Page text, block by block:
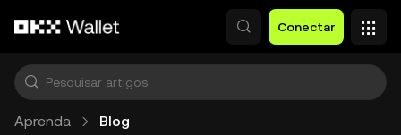
Conectar
Aprenda Blog